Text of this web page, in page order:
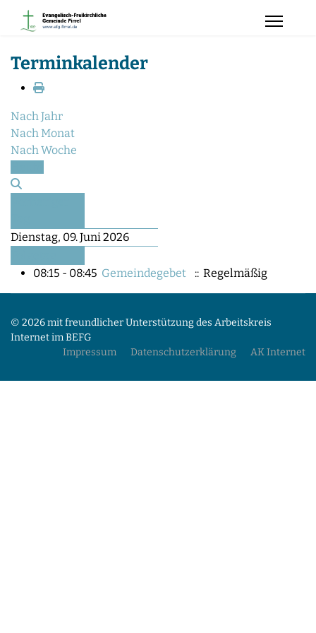
Terminkalender
Nach Jahr
Nach Monat
Nach Woche
Dienstag, 09. Juni 2026
08:15 - 08:45 Gemeindegebet :: Regelmäßig
© 2026 mit freundlicher Unterstützung des Arbeitskreis
Internet im BEFG
Impressum
Datenschutzerklärung AK Internet